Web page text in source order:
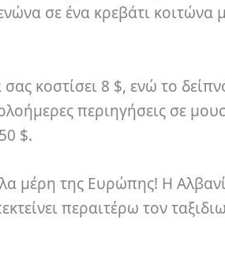
σε ένα κρεβάτι κοιτώνα
κοστίσει 8 $, ενώ το
περιηγήσεις σε
$.
μέρη της Ευρώπης! Η
περαιτέρω τον